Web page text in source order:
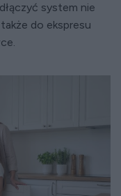
system nie
do ekspresu